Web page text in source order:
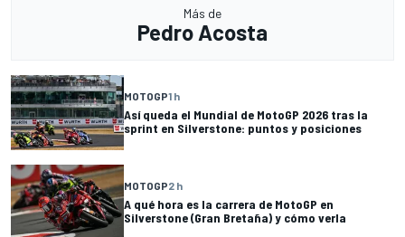
Más de
Pedro Acosta
MOTOGP1 h
Así queda el Mundial de MotoGP 2026 tras la
sprint en Silverstone: puntos y posiciones
MOTOGP2 h
A qué hora es la carrera de MotoGP en
Silverstone (Gran Bretaña) y cómo verla